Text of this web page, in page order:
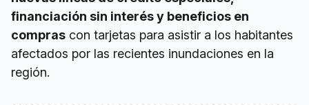
financiación sin interés y beneficios en
compras con tarjetas para asistir a los habitantes
afectados por las recientes inundaciones en la
región.